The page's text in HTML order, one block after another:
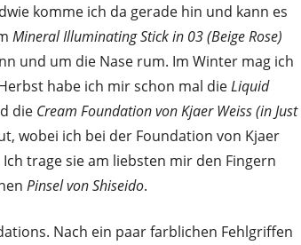
komme ich da gerade hin und kann es
Mineral Illuminating Stick in 03 (Beige Rose)
und um die Nase rum. Im Winter mag ich
habe ich mir schon mal dieLiquid
die Cream Foundation von Kjaer Weiss (in Just
wobei ich bei der Foundation von Kjaer
trage sie am liebsten mir den Fingern
Pinsel von Shiseido.
Nach ein paar farblichen Fehlgriffen